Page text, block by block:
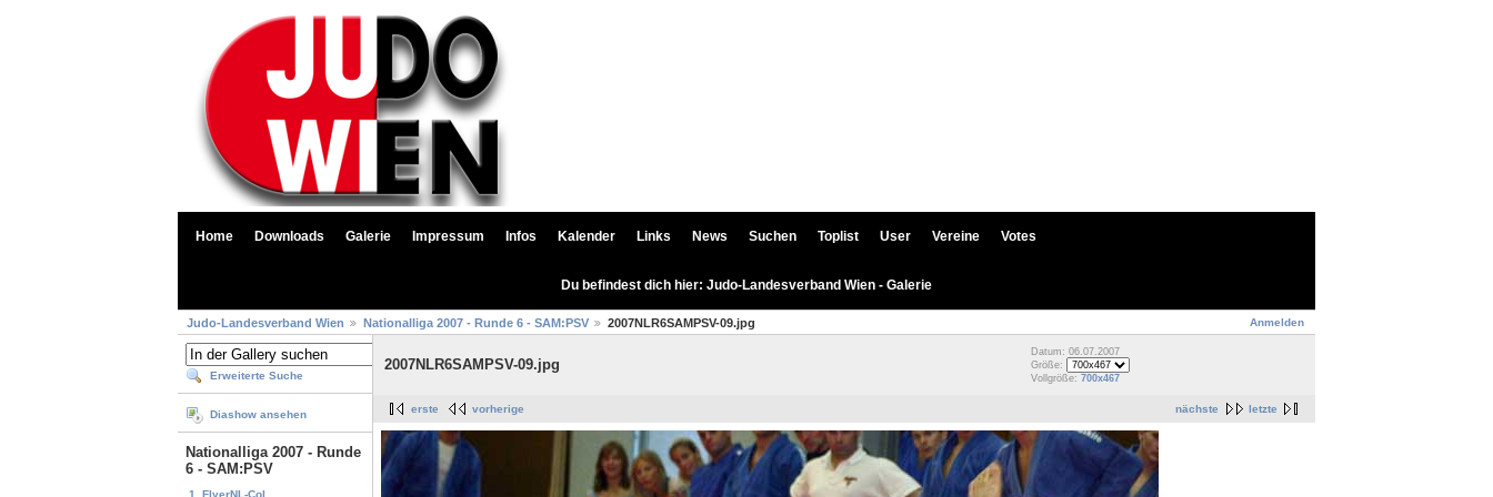
Home Downloads Galerie Impressum Infos Kalender Links News Suchen Toplist User Vereine Votes
Du befindest dich hier: Judo-Landesverband Wien - Galerie
Anmelden
Judo-Landesverband Wien Nationalliga 2007 - Runde 6 - SAM:PSV 2007NLR6SAMPSV-09.jpg
Erweiterte Suche
Diashow ansehen
Nationalliga 2007 - Runde
6 - SAM:PSV
1. FlyerNL-Col...
2007NLR6SAMPSV-09.jpg
Datum: 06.07.2007
Größe:
Vollgröße: 700x467
nächste letzte
erste vorherige